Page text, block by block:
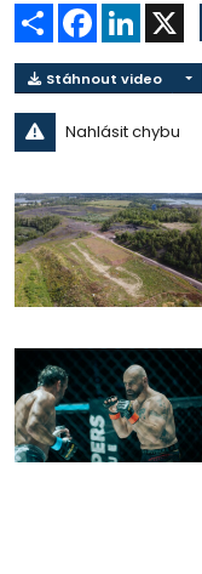
Sdílet Facebook
LinkedIn
Stáhnout video
Nahlásit chybu